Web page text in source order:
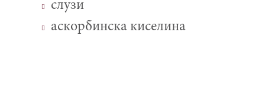
слузи
аскорбинска киселина